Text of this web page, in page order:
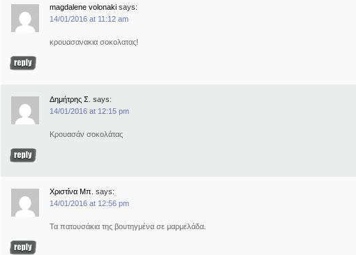
magdalene volonaki says:
14/01/2016 at 11:12 am
κρουασανακια σοκολατας!
Δημήτρης Σ. says:
14/01/2016 at 12:15 pm
Κρουασάν σοκολάτας
Χριστίνα Μπ. says:
14/01/2016 at 12:56 pm
Τα πατουσάκια της βουτηγμένα σε μαρμελάδα.